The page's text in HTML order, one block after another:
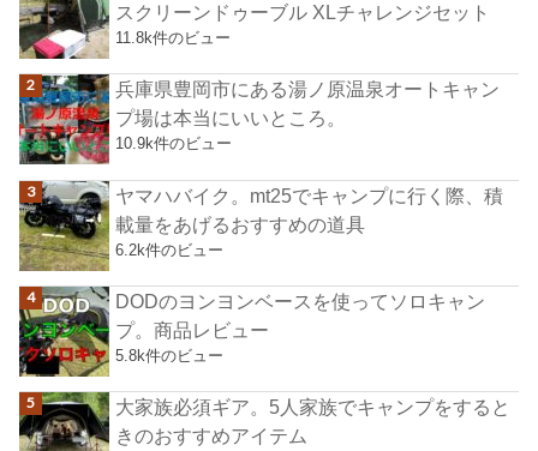
スクリーンドゥーブル XLチャレンジセット
11.8k件のビュー
兵庫県豊岡市にある湯ノ原温泉オートキャン
プ場は本当にいいところ。
10.9k件のビュー
ヤマハバイク。mt25でキャンプに行く際、積
載量をあげるおすすめの道具
6.2k件のビュー
DODのヨンヨンベースを使ってソロキャン
プ。商品レビュー
5.8k件のビュー
大家族必須ギア。5人家族でキャンプをすると
きのおすすめアイテム